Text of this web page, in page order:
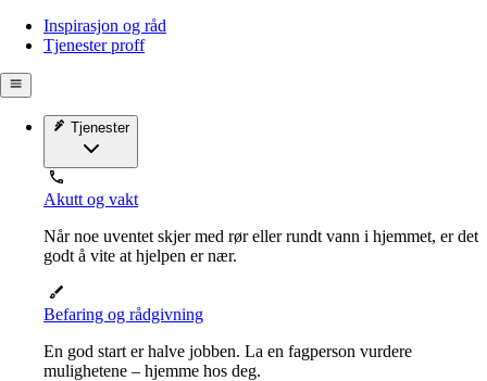
Inspirasjon og råd
Tjenester proff
Tjenester
Akutt og vakt
Når noe uventet skjer med rør eller rundt vann i hjemmet, er det
godt å vite at hjelpen er nær.
Befaring og rådgivning
En god start er halve jobben. La en fagperson vurdere
mulighetene – hjemme hos deg.